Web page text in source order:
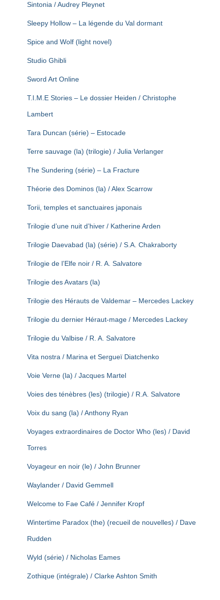
Sintonia / Audrey Pleynet
Sleepy Hollow – La légende du Val dormant
Spice and Wolf (light novel)
Studio Ghibli
Sword Art Online
T.I.M.E Stories – Le dossier Heiden / Christophe
Lambert
Tara Duncan (série) – Estocade
Terre sauvage (la) (trilogie) / Julia Verlanger
The Sundering (série) – La Fracture
Théorie des Dominos (la) / Alex Scarrow
Torii, temples et sanctuaires japonais
Trilogie d’une nuit d’hiver / Katherine Arden
Trilogie Daevabad (la) (série) / S.A. Chakraborty
Trilogie de l’Elfe noir / R. A. Salvatore
Trilogie des Avatars (la)
Trilogie des Hérauts de Valdemar – Mercedes Lackey
Trilogie du dernier Héraut-mage / Mercedes Lackey
Trilogie du Valbise / R. A. Salvatore
Vita nostra / Marina et Sergueï Diatchenko
Voie Verne (la) / Jacques Martel
Voies des ténèbres (les) (trilogie) / R.A. Salvatore
Voix du sang (la) / Anthony Ryan
Voyages extraordinaires de Doctor Who (les) / David
Torres
Voyageur en noir (le) / John Brunner
Waylander / David Gemmell
Welcome to Fae Café / Jennifer Kropf
Wintertime Paradox (the) (recueil de nouvelles) / Dave
Rudden
Wyld (série) / Nicholas Eames
Zothique (intégrale) / Clarke Ashton Smith